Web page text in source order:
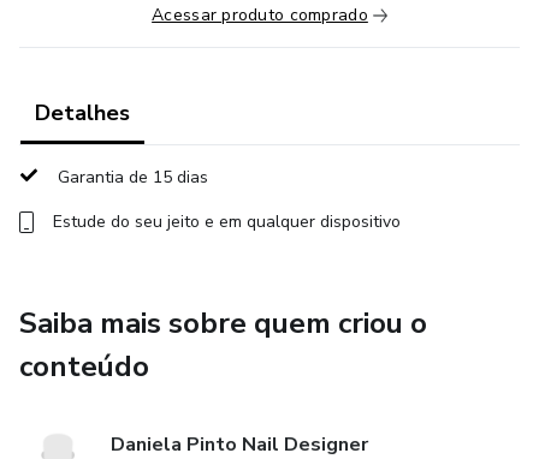
rápida e não entregar um trabalho perfeito, como posso
levar um pouco mais de tempo, fazer as coisas com calma
idealismo?
Acessar produto comprado
Detalhes
Garantia de 15 dias
Estude do seu jeito e em qualquer dispositivo
Saiba mais sobre quem criou o
conteúdo
Daniela Pinto Nail Designer